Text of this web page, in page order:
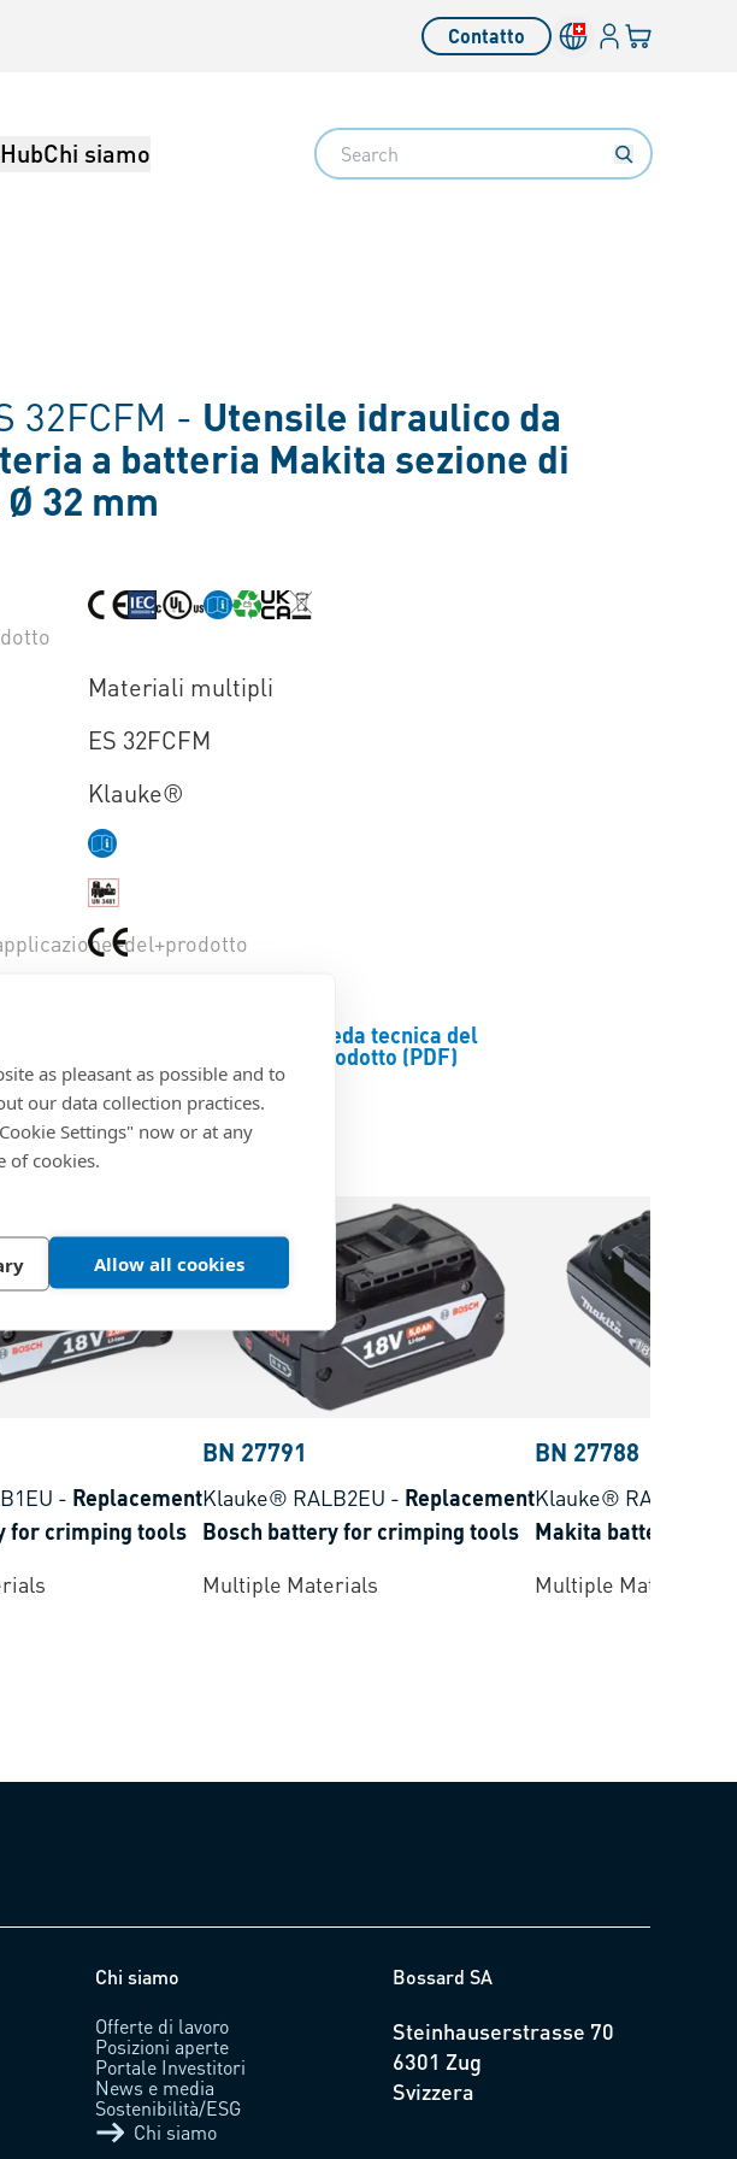
as pleasant as possible and to
our data collection practices.
Settings" now or at any
of cookies.
Allow all cookies
Contatto LoginIl tuo carrello
Chi siamo Search
32FCFM - Utensile idraulico da
a batteria Makita sezione di
32 mm
Materiali multipli
ES 32FCFM
Klauke®
Scheda tecnica del
prodotto (PDF)
- Replacement
for crimping tools
BN 27791
Klauke® RALB2EU - Replacement
Bosch battery for crimping tools
Multiple Materials
BN 27788
Klauke® RAL1
Makita battery for
Multiple Materials
Chi siamo
Offerte di lavoro
Posizioni aperte
Portale Investitori
News e media
Sostenibilità/ESG
Chi siamo
Bossard SA
Steinhauserstrasse 70
6301 Zug
Svizzera